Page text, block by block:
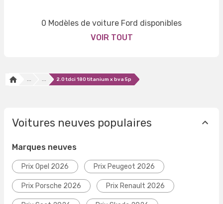
0 Modèles de voiture Ford disponibles
VOIR TOUT
... ... 2.0 tdci 180 titanium x bva 5p
Voitures neuves populaires
Marques neuves
Prix Opel 2026 Prix Peugeot 2026
Prix Porsche 2026 Prix Renault 2026